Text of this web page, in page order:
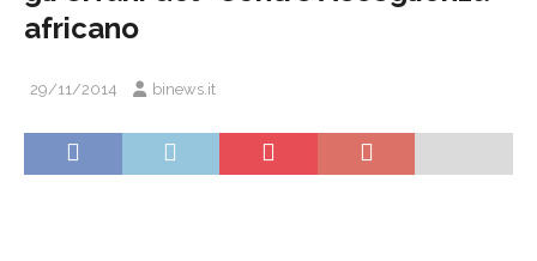
africano
29/11/2014 binews.it